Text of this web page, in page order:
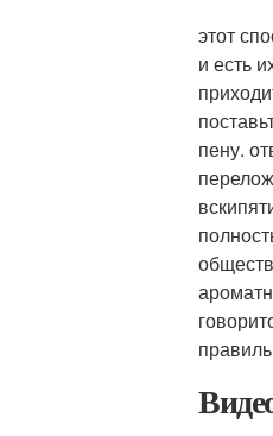
этот
и есть
пену.